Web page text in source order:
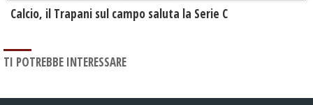
Calcio, il Trapani sul campo saluta la Serie C
TI POTREBBE INTERESSARE